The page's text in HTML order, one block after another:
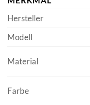
Hersteller
Modell
Material
Farbe